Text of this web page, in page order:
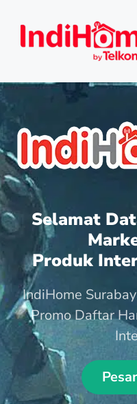
Selamat
Produk
IndiHome
Promo Daftar